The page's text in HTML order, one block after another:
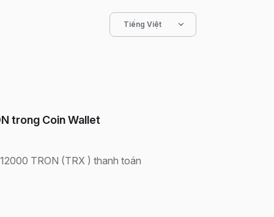
Tiếng Việt
trong Coin Wallet
TRON (TRX ) thanh toán